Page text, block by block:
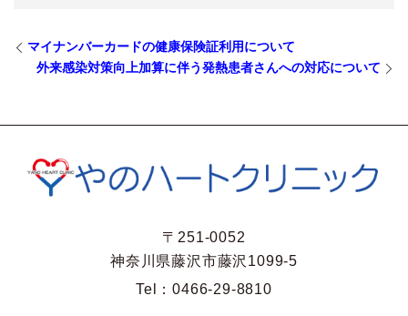
マイナンバーカードの健康保険証利用について
外来感染対策向上加算に伴う発熱患者さんへの対応について
〒251-0052
神奈川県藤沢市藤沢1099-5
Tel：0466-29-8810